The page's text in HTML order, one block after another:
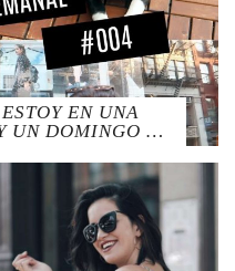
EN UNA
UN DOMINGO …